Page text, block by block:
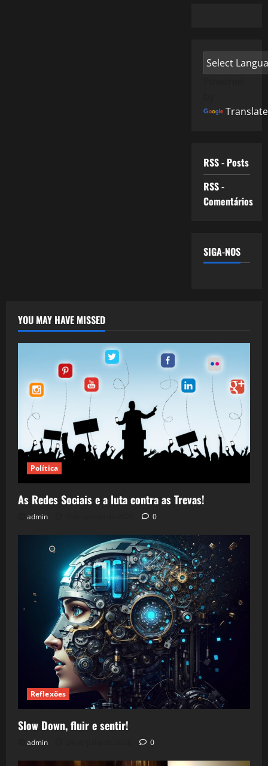
Translate
RSS - Posts
RSS -
Comentários
SIGA-NOS
YOU MAY HAVE MISSED
Política
As Redes Sociais e a luta contra as Trevas!
admin 0
Reflexões
Slow Down, fluir e sentir!
admin 0